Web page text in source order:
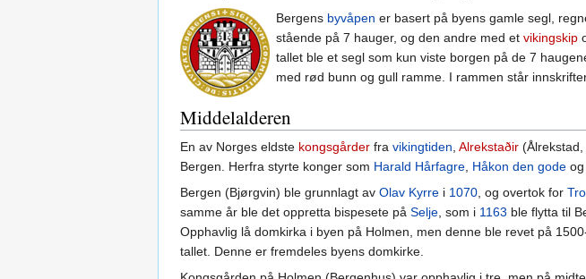
Bergens byvåpen er basert på byens gamle segl,
stående på 7 hauger, og den andre med et vikingskip
tallet ble et segl som kun viste borgen på de 7
med rød bunn og gull ramme. I rammen står
Middelalderen
En av Norges eldste kongsgårder fra vikingtiden Alrekstaðir
Bergen. Herfra styrte konger som Harald Hårfagre Håkon den gode og
Bergen (Bjørgvin) ble grunnlagt av Olav Kyrre i 1070 , og overtok for
samme år ble det oppretta bispesete på Selje , som i 1163 ble flytta til
Opphavlig lå domkirka i byen på Holmen, men denne ble revet på
tallet. Denne er fremdeles byens domkirke.